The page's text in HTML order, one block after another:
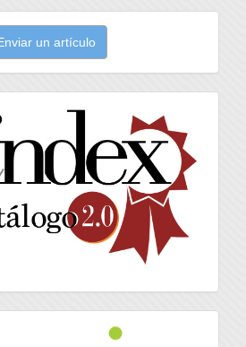
un artículo